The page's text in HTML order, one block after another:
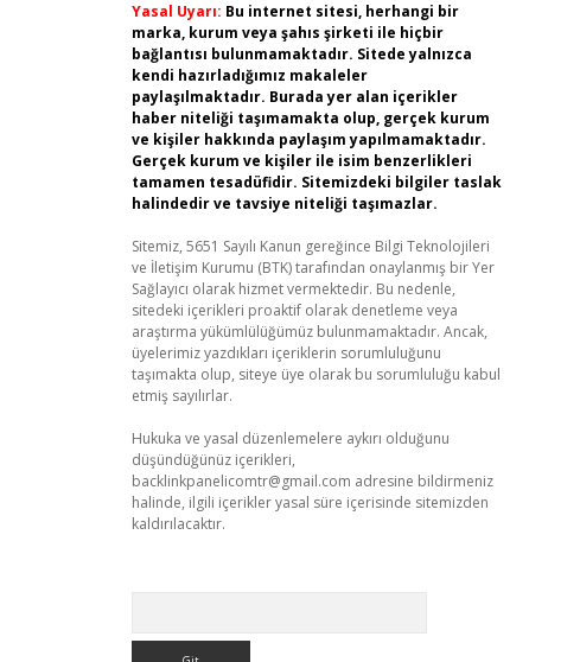
Yasal Uyarı: Bu internet sitesi, herhangi bir
marka, kurum veya şahıs şirketi ile hiçbir
bağlantısı bulunmamaktadır. Sitede yalnızca
kendi hazırladığımız makaleler
paylaşılmaktadır. Burada yer alan içerikler
haber niteliği taşımamakta olup, gerçek kurum
ve kişiler hakkında paylaşım yapılmamaktadır.
Gerçek kurum ve kişiler ile isim benzerlikleri
tamamen tesadüfidir. Sitemizdeki bilgiler taslak
halindedir ve tavsiye niteliği taşımazlar.
Sitemiz, 5651 Sayılı Kanun gereğince Bilgi Teknolojileri
ve İletişim Kurumu (BTK) tarafından onaylanmış bir Yer
Sağlayıcı olarak hizmet vermektedir. Bu nedenle,
sitedeki içerikleri proaktif olarak denetleme veya
araştırma yükümlülüğümüz bulunmamaktadır. Ancak,
üyelerimiz yazdıkları içeriklerin sorumluluğunu
taşımakta olup, siteye üye olarak bu sorumluluğu kabul
etmiş sayılırlar.
Hukuka ve yasal düzenlemelere aykırı olduğunu
düşündüğünüz içerikleri,
backlinkpanelicomtr@gmail.com adresine bildirmeniz
halinde, ilgili içerikler yasal süre içerisinde sitemizden
kaldırılacaktır.